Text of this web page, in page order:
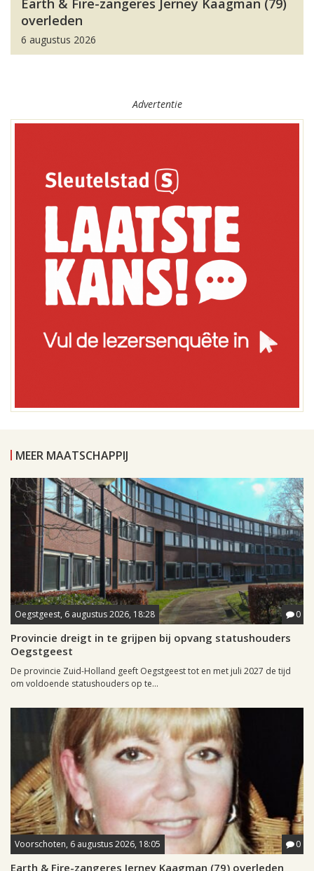
Earth & Fire-zangeres Jerney Kaagman (79)
overleden
6 augustus 2026
Advertentie
MEER MAATSCHAPPIJ
Oegstgeest, 6 augustus 2026, 18:28 0
Provincie dreigt in te grijpen bij opvang statushouders
Oegstgeest
De provincie Zuid-Holland geeft Oegstgeest tot en met juli 2027 de tijd
om voldoende statushouders op te...
Voorschoten, 6 augustus 2026, 18:05 0
Earth & Fire-zangeres Jerney Kaagman (79) overleden